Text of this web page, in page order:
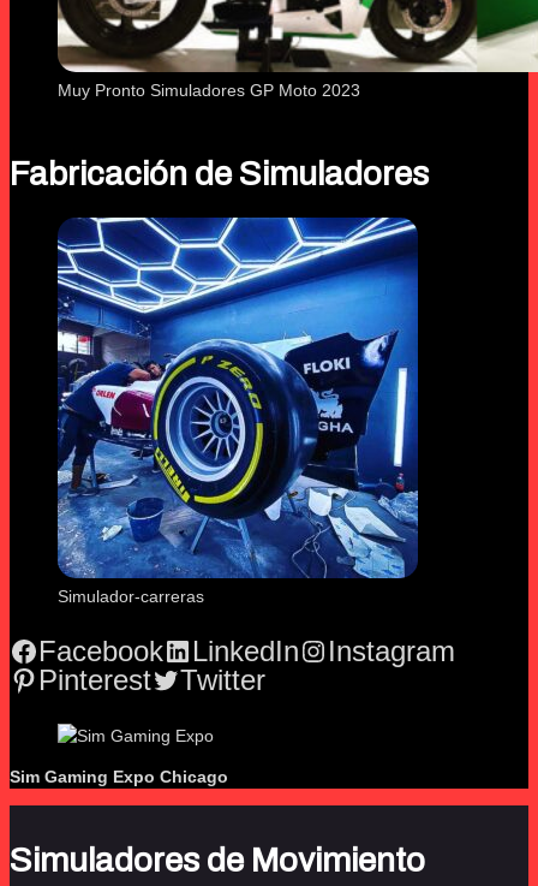
Muy Pronto Simuladores GP Moto 2023
Fabricación de Simuladores
Simulador-carreras
Facebook LinkedIn
Instagram
Pinterest
Twitter
Sim Gaming Expo Chicago
Simuladores de Movimiento